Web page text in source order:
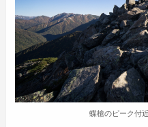
蝶槍のピーク付